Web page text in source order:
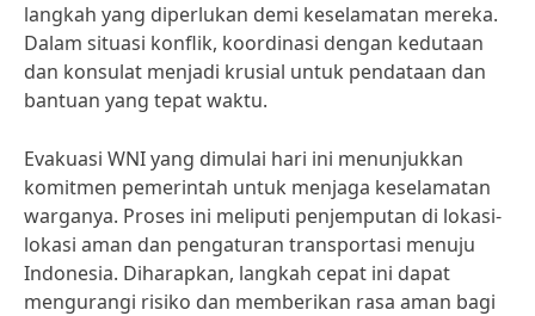
langkah yang diperlukan demi keselamatan mereka.
Dalam situasi konflik, koordinasi dengan kedutaan
dan konsulat menjadi krusial untuk pendataan dan
bantuan yang tepat waktu.
Evakuasi WNI yang dimulai hari ini menunjukkan
komitmen pemerintah untuk menjaga keselamatan
warganya. Proses ini meliputi penjemputan di lokasi-
lokasi aman dan pengaturan transportasi menuju
Indonesia. Diharapkan, langkah cepat ini dapat
mengurangi risiko dan memberikan rasa aman bagi